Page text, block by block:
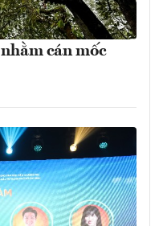
cán mốc